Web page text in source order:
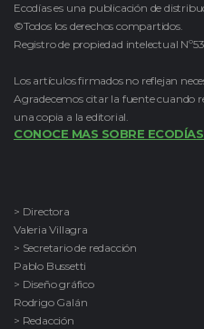
Ecodías es una publicación de
©Todos los derechos compartidos.
Registro de propiedad intelectual
Los artículos firmados no reflejan
Agradecemos citar la fuente cuando
una copia a la editorial.
CONOCE MAS SOBRE
> Directora
Valeria Villagra
> Secretario de redacción
Pablo Bussetti
> Diseño gráfico
Rodrigo Galán
> Redacción